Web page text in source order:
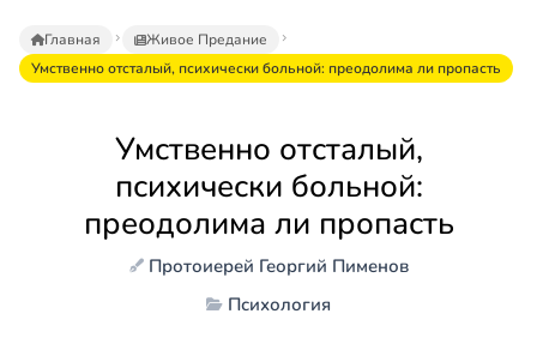
Главная
Живое Предание
Умственно отсталый, психически больной: преодолима ли пропасть
Умственно отсталый,
психически больной:
преодолима ли пропасть
Протоиерей Георгий Пименов
Психология